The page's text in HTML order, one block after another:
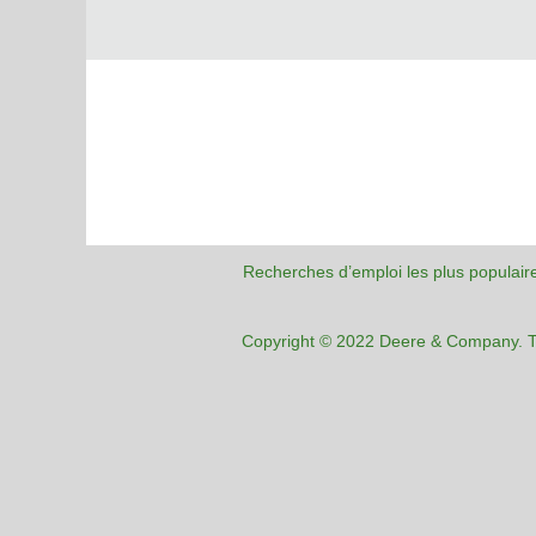
Recherches d’emploi les plus
Copyright © 2022 Deere & Company.